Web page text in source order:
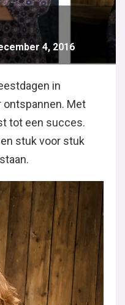
4, 2016
in
ontspannen. Met
tot een succes.
stuk voor stuk